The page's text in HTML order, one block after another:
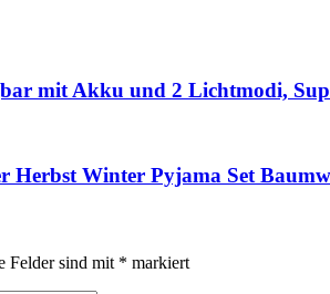
mit Akku und 2 Lichtmodi,
Herbst Winter Pyjama Set
Felder sind mit * markiert